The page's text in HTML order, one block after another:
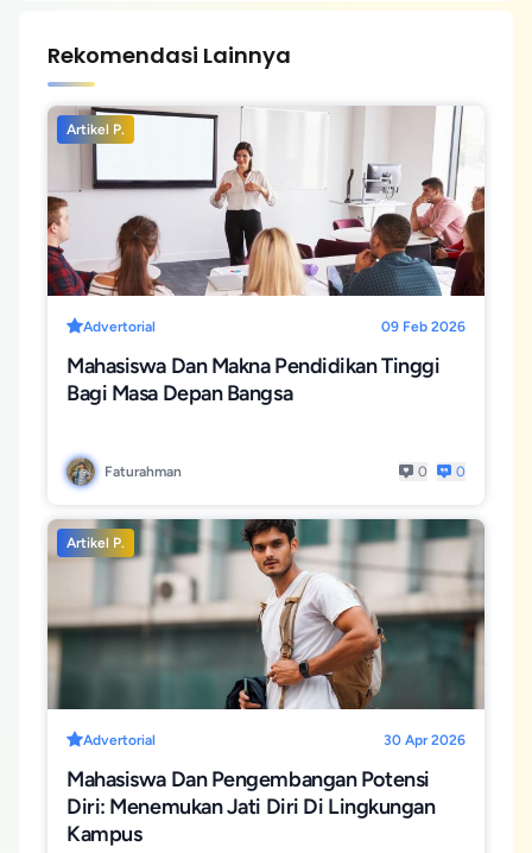
Rekomendasi Lainnya
Artikel P.
Advertorial 09 Feb 2026
Mahasiswa Dan Makna Pendidikan Tinggi
Bagi Masa Depan Bangsa
Faturahman 0 0
Artikel P.
Advertorial 30 Apr 2026
Mahasiswa Dan Pengembangan Potensi
Diri: Menemukan Jati Diri Di Lingkungan
Kampus